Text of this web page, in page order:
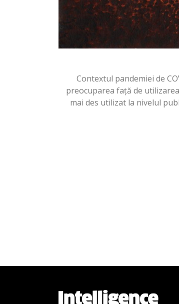
Contextul pandemiei de
preocuparea față de
mai des utilizat la nivelul